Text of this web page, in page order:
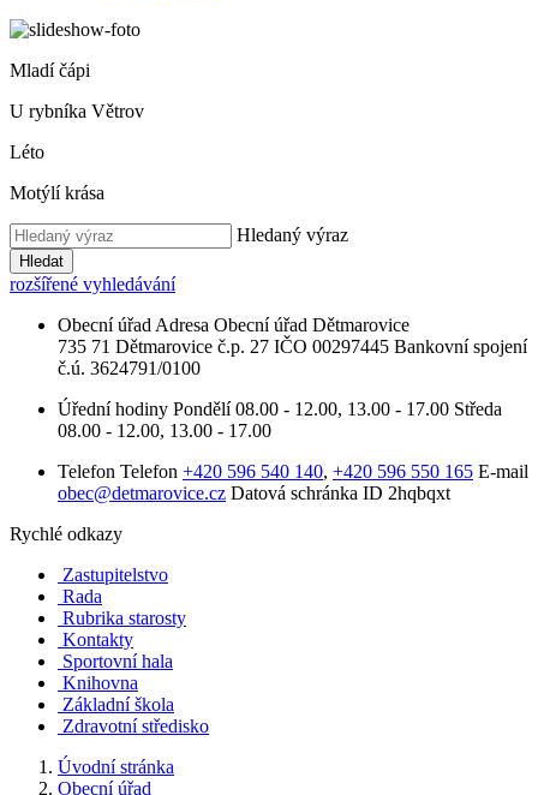
Mladí čápi
U rybníka Větrov
Léto
Motýlí krása
Hledaný výraz
Hledat
rozšířené vyhledávání
Obecní úřad Adresa Obecní úřad Dětmarovice
735 71 Dětmarovice č.p. 27 IČO 00297445 Bankovní spojení
č.ú. 3624791/0100
Úřední hodiny Pondělí 08.00 - 12.00, 13.00 - 17.00 Středa
08.00 - 12.00, 13.00 - 17.00
Telefon Telefon +420 596 540 140, +420 596 550 165 E-mail
obec@detmarovice.cz Datová schránka ID 2hqbqxt
Rychlé odkazy
Zastupitelstvo
Rada
Rubrika starosty
Kontakty
Sportovní hala
Knihovna
Základní škola
Zdravotní středisko
Úvodní stránka
Obecní úřad